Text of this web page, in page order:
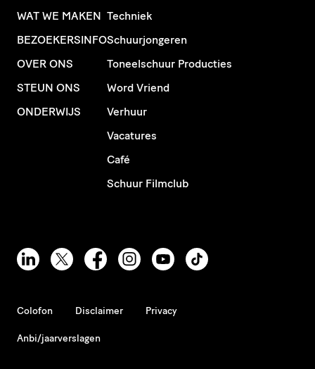
WAT WE MAKEN
BEZOEKERSINFO
OVER ONS
STEUN ONS
ONDERWIJS
Techniek
Schuurjongeren
Toneelschuur Producties
Word Vriend
Verhuur
Vacatures
Café
Schuur Filmclub
Colofon Disclaimer Privacy
Anbi/jaarverslagen